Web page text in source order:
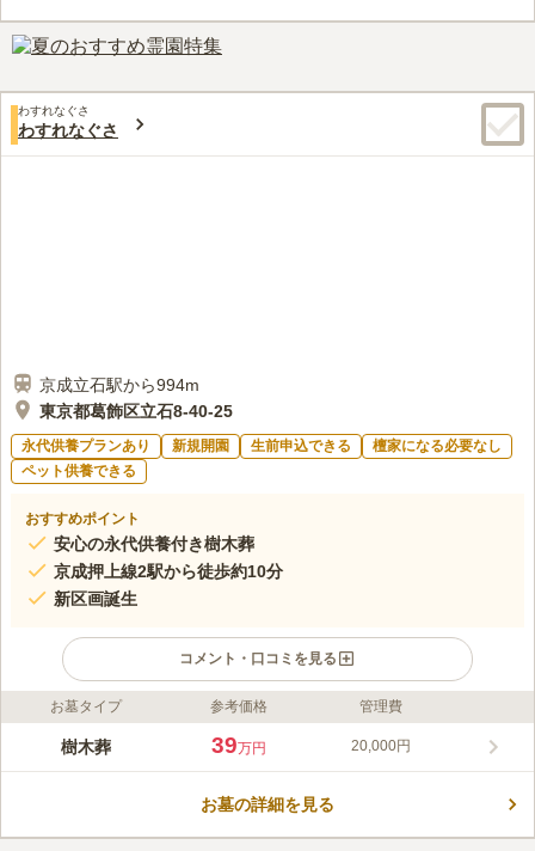
みんなの評価
3.2 口コミ1件
20代女性
駅からのアクセスが良い分、線路沿いの立地のため、騒がしさは
できる。飲食店が多くあるので、ランチに立ち寄ることができる。
わすれなぐさ
わすれなぐさ
京成立石駅から994m
東京都葛飾区立石8-40-25
永代供養プランあり 新規開園 生前申込できる
檀家になる必要なし
ペット供養できる
おすすめポイント
安心の永代供養付き樹木葬
京成押上線2駅から徒歩約10分
新区画誕生
コメント・口コミを見る
ライフドット編集部のコメント
東京都葛飾区にある南蔵院に、2022年3月樹木葬が誕生しまし
丁寧な供養で永代にわたって供養されるので、将来継承者がいな
お墓タイプ 参考価格 管理費
樹木葬 39万円 20,000円
お墓の詳細を見る